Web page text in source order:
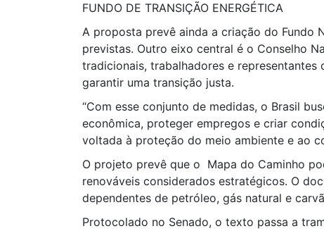
FUNDO DE TRANSIÇÃO ENERGÉTICA
A proposta prevê ainda a criação do Fundo
previstas. Outro eixo central é o Conselho
tradicionais, trabalhadores e
garantir uma transição justa.
“Com esse conjunto de medidas, o Brasil
econômica, proteger empregos e criar
voltada à proteção do meio ambiente e ao
O projeto prevê que o Mapa do Caminho
renováveis considerados estratégicos. O
dependentes de petróleo, gás natural e
Protocolado no Senado, o texto passa a